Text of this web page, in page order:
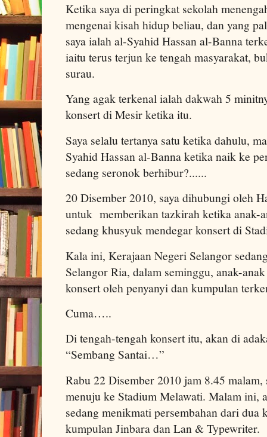
Ketika saya di peringkat sekolah
mengenai kisah hidup beliau, dan yang
saya ialah al-Syahid Hassan al-Banna
iaitu terus terjun ke tengah masyarakat,
surau.
Yang agak terkenal ialah dakwah 5
konsert di Mesir ketika itu.
Saya selalu tertanya satu ketika dahulu,
Syahid Hassan al-Banna ketika naik ke
sedang seronok berhibur?......
20 Disember 2010, saya dihubungi oleh
untuk memberikan tazkirah ketika anak-
sedang khusyuk mendegar konsert di
Kala ini, Kerajaan Negeri Selangor
Selangor Ria, dalam seminggu, anak-
konsert oleh penyanyi dan kumpulan
Cuma…..
Di tengah-tengah konsert itu, akan di
“Sembang Santai…”
Rabu 22 Disember 2010 jam 8.45
menuju ke Stadium Melawati. Malam ini,
sedang menikmati persembahan dari dua
kumpulan Jinbara dan Lan & Typewriter.